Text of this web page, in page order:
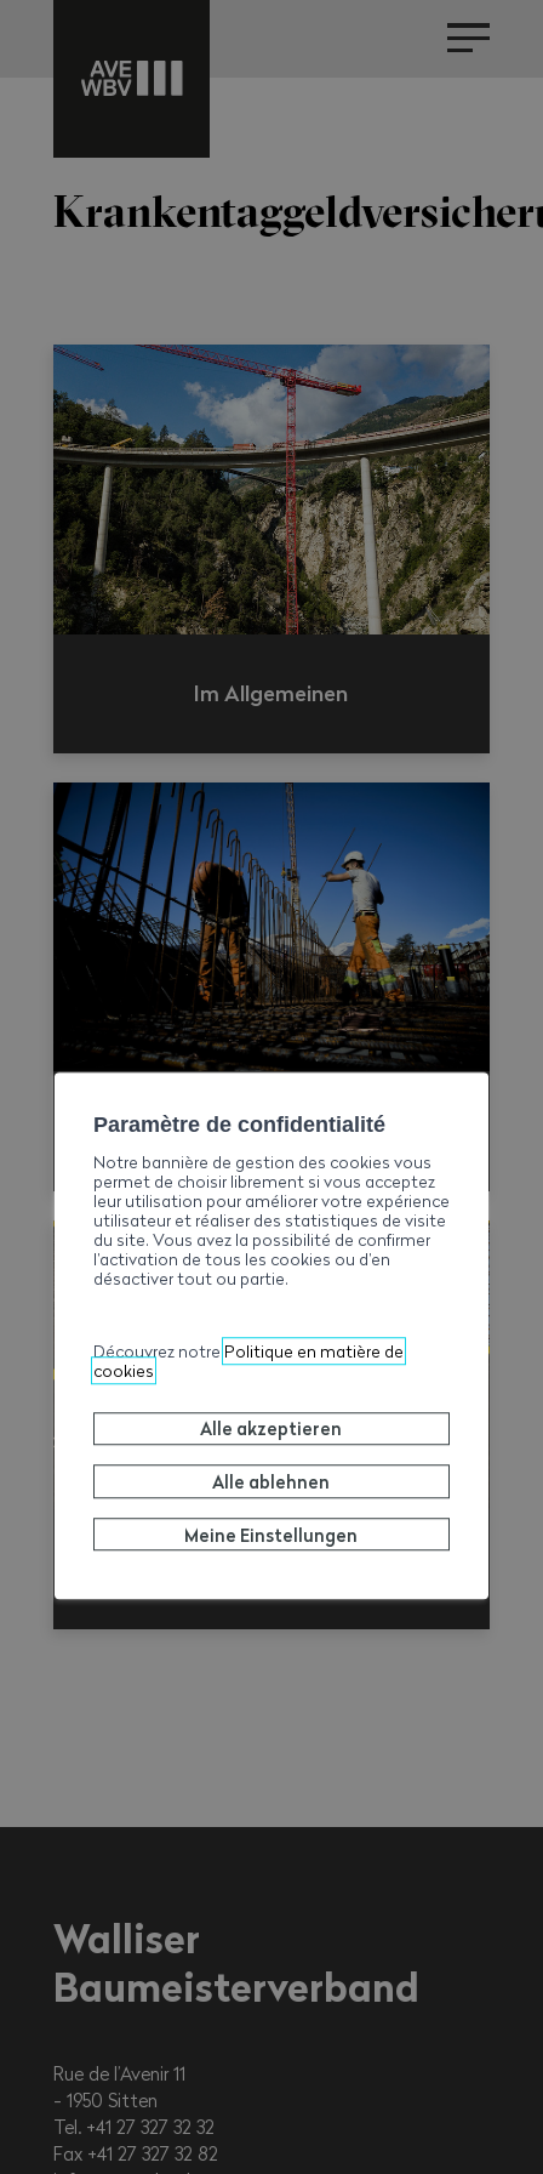
Im Allgemeinen
Versicherte
Walliser
Baumeisterverband
Rue de l’Avenir 11
1950 Sitten
Tel. +41 27 327 32 32
Fax +41 27 327 32 82
Paramètre de confidentialité
Notre bannière de gestion des cookies vous
permet de choisir librement si vous acceptez
leur utilisation pour améliorer votre expérience
utilisateur et réaliser des statistiques de visite
du site. Vous avez la possibilité de confirmer
l’activation de tous les cookies ou d’en
désactiver tout ou partie.
Découvrez notre Politique en matière de
cookies
Alle akzeptieren
Alle ablehnen
Meine Einstellungen